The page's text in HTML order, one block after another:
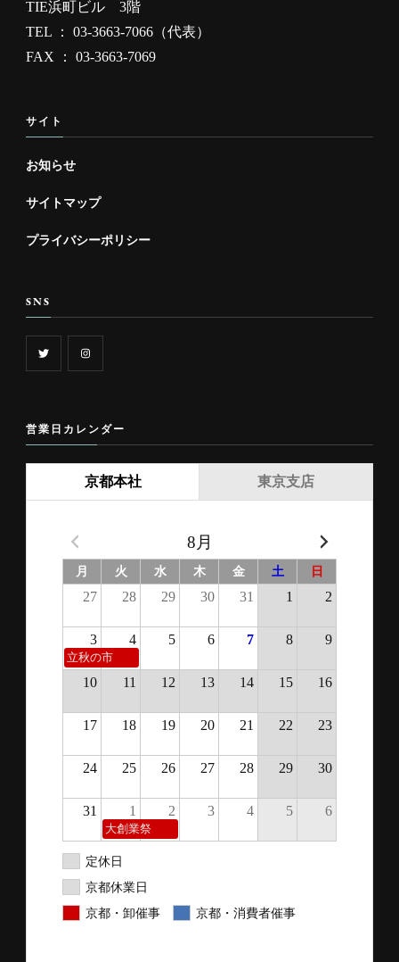
TIE浜町ビル 3階
TEL ： 03-3663-7066（代表）
FAX ： 03-3663-7069
サイト
お知らせ
サイトマップ
プライバシーポリシー
SNS
営業日カレンダー
京都本社
8月
月 火 水 木 金 土 日
27 28 29 30 31 1 2
3 4 5 6 7 8 9
立秋の市
10 11 12 13 14 15 16
17 18 19 20 21 22 23
24 25 26 27 28 29 30
31 1 2 3 4 5 6
大創業祭
定休日
京都休業日
京都・卸催事
京都・消費者催事
東京支店